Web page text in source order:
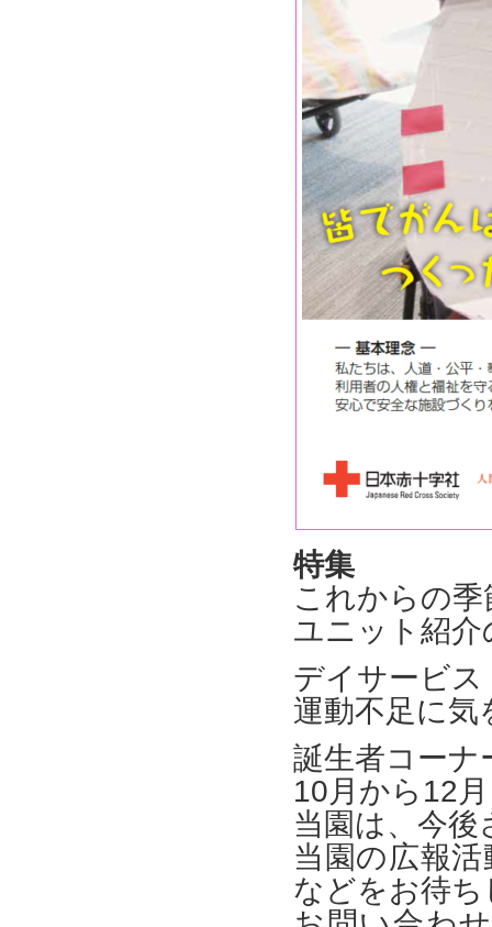
特集
これからの
ユニット紹
デイサービス
運動不足に
誕生者コーナ
10月から12
当園は、今
当園の広報
などをお待